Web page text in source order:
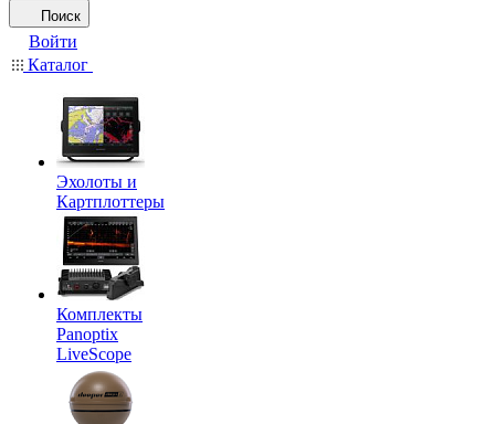
Поиск
Войти
Каталог
Эхолоты и
Картплоттеры
Комплекты
Panoptix
LiveScope